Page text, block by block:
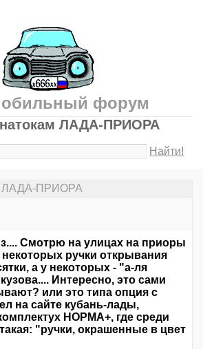
форум
ЛАДА-ПРИОРА
Найти!
ЛАДА-ПРИОРА
Смотрю на улицах на приоры
некоторых ручки открывания
а у некоторых - "а-ля
Интересно, это сами
или это типа опция с
на сайте кубань-лады,
НОРМА+, где среди
"ручки, окрашенные в цвет